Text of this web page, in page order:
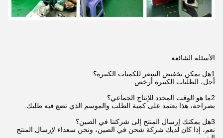
الأسئلة الشائعة
1هل يمكن تخفيض السعر للكميات الكبيرة؟
أجل، الطلبات الكبيرة أرخص
2ما هو الوقت المحدد للإنتاج الجماعي؟
بصراحة، هذا يعتمد على كمية الطلب والموسم الذي تضع فيه طلبك.
3هل يمكنك إرسال المنتج إلى شركتنا في الصين؟
نعم، إذا كان لديك شركة شحن في الصين، ونحن سعداء لإرسال المنتج